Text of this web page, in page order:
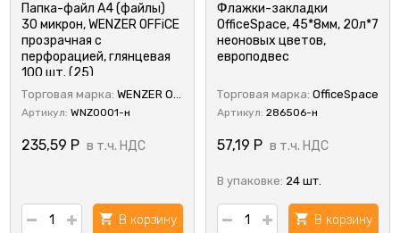
Папка-файл А4 (файлы)
30 микрон, WENZER OFFiCE
прозрачная с
перфорацией, глянцевая
100 шт. (25)
Торговая марка: WENZER OFFiCE
Артикул: WNZ0001-н
235,59 Р в т.ч. НДС
В корзину
Флажки-закладки
OfficeSpace, 45*8мм, 20л*7
неоновых цветов,
европодвес
Торговая марка: OfficeSpace
Артикул: 286506-н
57,19 Р в т.ч. НДС
В упаковке: 24 шт.
В корзину